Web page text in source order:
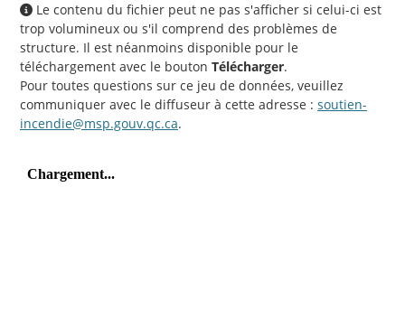
Le contenu du fichier peut ne pas s'afficher si celui-ci est
trop volumineux ou s'il comprend des problèmes de
structure. Il est néanmoins disponible pour le
téléchargement avec le bouton Télécharger.
Pour toutes questions sur ce jeu de données, veuillez
communiquer avec le diffuseur à cette adresse : soutien-
incendie@msp.gouv.qc.ca.